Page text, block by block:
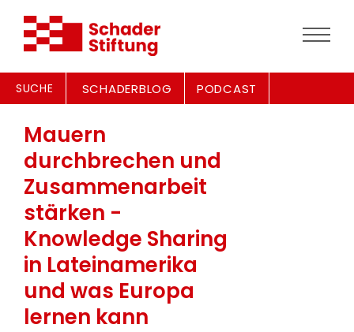
SUCHE SCHADERBLOG PODCAST
Mauern
durchbrechen und
Zusammenarbeit
stärken -
Knowledge Sharing
in Lateinamerika
und was Europa
lernen kann